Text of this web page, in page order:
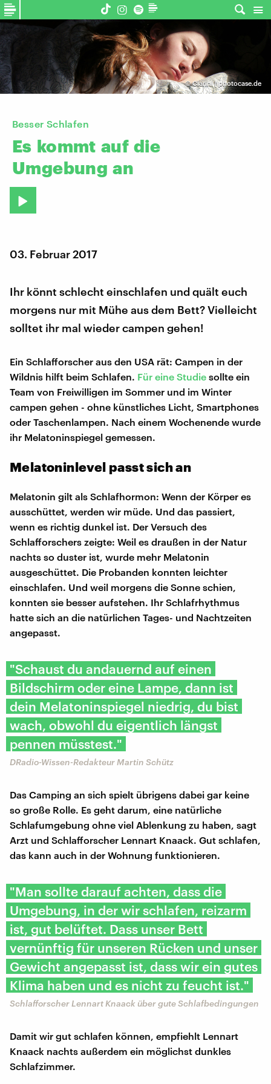
©Clarini | photocase.de
Besser Schlafen
Es kommt auf die
Umgebung an
03. Februar 2017
Ihr könnt schlecht einschlafen und quält euch
morgens nur mit Mühe aus dem Bett? Vielleicht
solltet ihr mal wieder campen gehen!
Ein Schlafforscher aus den USA rät: Campen in der
Wildnis hilft beim Schlafen. Für eine Studie sollte ein
Team von Freiwilligen im Sommer und im Winter
campen gehen - ohne künstliches Licht, Smartphones
oder Taschenlampen. Nach einem Wochenende wurde
ihr Melatoninspiegel gemessen.
Melatoninlevel passt sich an
Melatonin gilt als Schlafhormon: Wenn der Körper es
ausschüttet, werden wir müde. Und das passiert,
wenn es richtig dunkel ist. Der Versuch des
Schlafforschers zeigte: Weil es draußen in der Natur
nachts so duster ist, wurde mehr Melatonin
ausgeschüttet. Die Probanden konnten leichter
einschlafen. Und weil morgens die Sonne schien,
konnten sie besser aufstehen. Ihr Schlafrhythmus
hatte sich an die natürlichen Tages- und Nachtzeiten
angepasst.
"Schaust du andauernd auf einen
Bildschirm oder eine Lampe, dann ist
dein Melatoninspiegel niedrig, du bist
wach, obwohl du eigentlich längst
pennen müsstest."
DRadio-Wissen-Redakteur Martin Schütz
Das Camping an sich spielt übrigens dabei gar keine
so große Rolle. Es geht darum, eine natürliche
Schlafumgebung ohne viel Ablenkung zu haben, sagt
Arzt und Schlafforscher Lennart Knaack. Gut schlafen,
das kann auch in der Wohnung funktionieren.
"Man sollte darauf achten, dass die
Umgebung, in der wir schlafen, reizarm
ist, gut belüftet. Dass unser Bett
vernünftig für unseren Rücken und unser
Gewicht angepasst ist, dass wir ein gutes
Klima haben und es nicht zu feucht ist."
Schlafforscher Lennart Knaack über gute Schlafbedingungen
Damit wir gut schlafen können, empfiehlt Lennart
Knaack nachts außerdem ein möglichst dunkles
Schlafzimmer.